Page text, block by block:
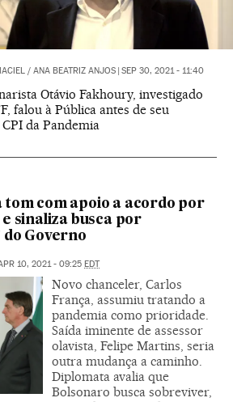
/ ANA BEATRIZ ANJOS SEP 30, 2021 - 11:40
Otávio Fakhoury, investigado
falou à Pública antes de seu
da Pandemia
com apoio a acordo por
e sinaliza busca por
do Governo
10, 2021 - 09:25 EDT
Novo chanceler, Carlos
França, assumiu tratando a
pandemia como prioridade.
Saída iminente de assessor
olavista, Felipe Martins, seria
outra mudança a caminho.
Diplomata avalia que
Bolsonaro busca sobreviver,